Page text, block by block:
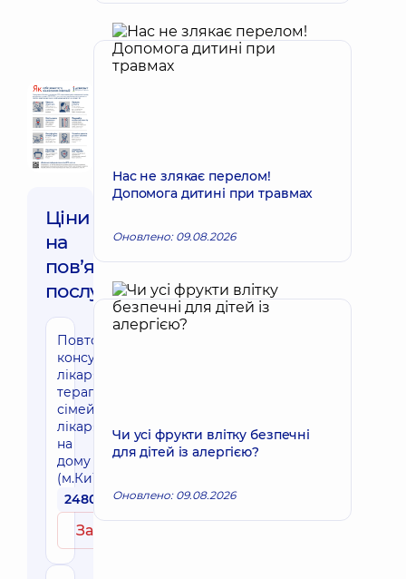
Ціни
на
повʼязані
послуги
Повторна
консультація
лікаря
терапевта-
сімейного
лікаря
на
дому
(м.Київ)
2480 грн
Записатись
Нас не злякає перелом!
Допомога дитині при травмах
Оновлено: 09.08.2026
Чи усі фрукти влітку безпечні
для дітей із алергією?
Оновлено: 09.08.2026